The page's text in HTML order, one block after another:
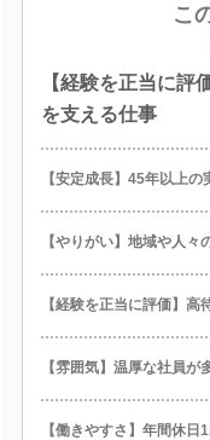
こ
【経験を正当に評
を支える仕事
【安定成長】45年以上
【やりがい】地域や人
【経験を正当に評価】高
【雰囲気】温厚な社員
【働きやすさ】年間休